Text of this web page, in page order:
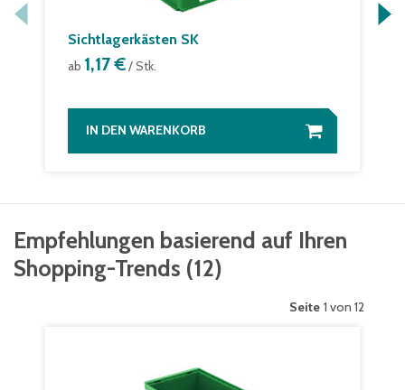
Sichtlagerkästen SK
ab 1,17 €/ Stk.
IN DEN WARENKORB
Empfehlungen basierend auf Ihren
Shopping-Trends (12)
Seite 1 von 12